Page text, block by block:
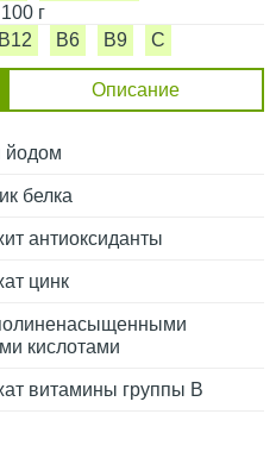
г
B12 B6 B9 C
Описание
йодом
белка
антиоксиданты
цинк
кислотами
витамины группы B